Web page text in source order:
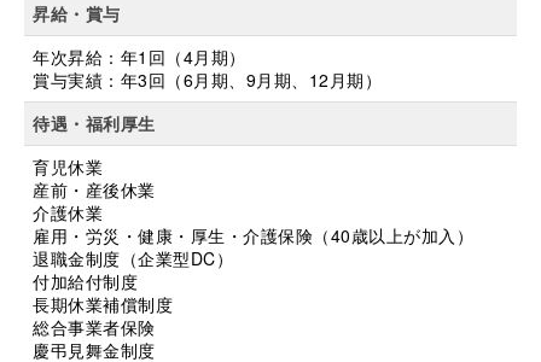
昇給・賞与
年次昇給：年1回（4月期）
賞与実績：年3回（6月期、9月期、12月期）
待遇・福利厚生
育児休業
産前・産後休業
介護休業
雇用・労災・健康・厚生・介護保険（40歳以上が加入）
退職金制度（企業型DC）
付加給付制度
長期休業補償制度
総合事業者保険
慶弔見舞金制度